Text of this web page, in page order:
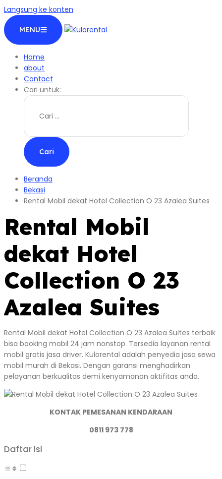
Langsung ke konten
MENU
Home
about
Contact
Cari untuk:
Beranda
Bekasi
Rental Mobil dekat Hotel Collection O 23 Azalea Suites
Rental Mobil
dekat Hotel
Collection O 23
Azalea Suites
Rental Mobil dekat Hotel Collection O 23 Azalea Suites terbaik
bisa booking mobil 24 jam nonstop. Tersedia layanan rental
mobil gratis jasa driver. Kulorental adalah penyedia jasa sewa
mobil murah di Bekasi. Dengan garansi menghadirkan
pelayanan berkualitas demi kenyamanan aktifitas anda.
KONTAK PEMESANAN KENDARAAN
0811 973 778
Daftar Isi